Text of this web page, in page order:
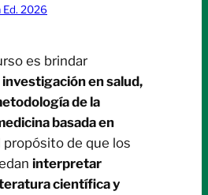
Ed. 2026
es brindar
investigación en salud,
de la
basada en
propósito de que los
interpretar
científica y